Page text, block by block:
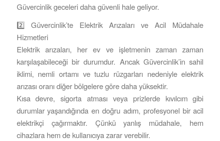
Güvercinlik geceleri daha güvenli hale geliyor.
2️⃣ Güvercinlik’te Elektrik Arızaları ve Acil Müdahale
Hizmetleri
Elektrik arızaları, her ev ve işletmenin zaman zaman
karşılaşabileceği bir durumdur. Ancak Güvercinlik’in sahil
iklimi, nemli ortamı ve tuzlu rüzgarları nedeniyle elektrik
arızası oranı diğer bölgelere göre daha yüksektir.
Kısa devre, sigorta atması veya prizlerde kıvılcım gibi
durumlar yaşandığında en doğru adım, profesyonel bir acil
elektrikçi çağırmaktır. Çünkü yanlış müdahale, hem
cihazlara hem de kullanıcıya zarar verebilir.